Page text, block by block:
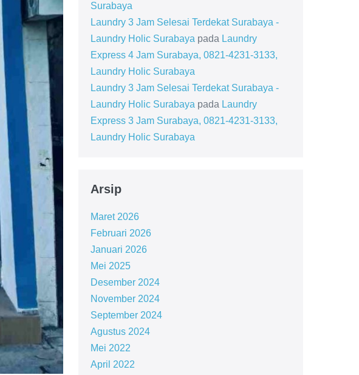
Surabaya
Laundry 3 Jam Selesai Terdekat Surabaya -
Laundry Holic Surabaya pada Laundry
Express 4 Jam Surabaya, 0821-4231-3133,
Laundry Holic Surabaya
Laundry 3 Jam Selesai Terdekat Surabaya -
Laundry Holic Surabaya pada Laundry
Express 3 Jam Surabaya, 0821-4231-3133,
Laundry Holic Surabaya
Arsip
Maret 2026
Februari 2026
Januari 2026
Mei 2025
Desember 2024
November 2024
September 2024
Agustus 2024
Mei 2022
April 2022